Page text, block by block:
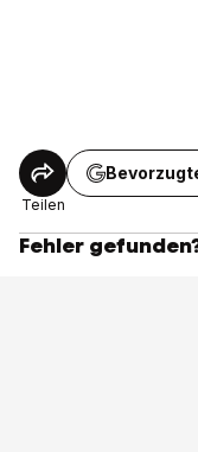
Teilen
Fehler